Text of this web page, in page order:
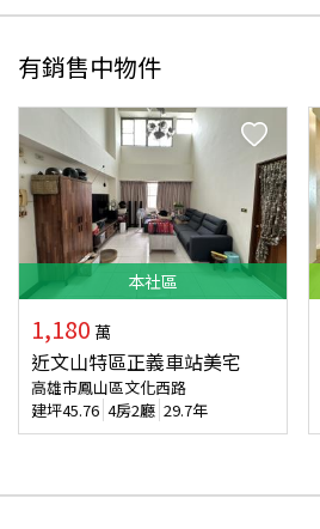
有銷售中物件
本社區
1,180 萬
近文山特區正義車站美宅
高雄市鳳山區文化西路
建坪45.76 4房2廳 29.7年